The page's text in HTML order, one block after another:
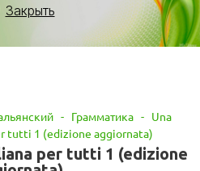
Закрыть
- Грамматика - Una
tutti 1 (edizione aggiornata)
per tutti 1 (edizione